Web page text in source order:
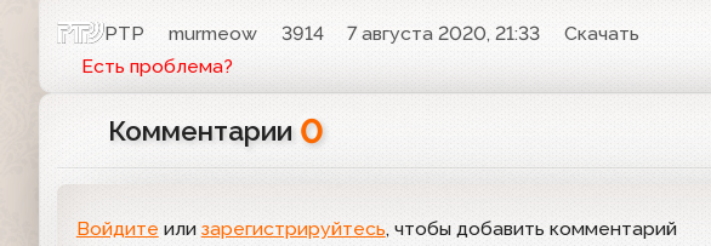
РТР murmeow 3914 7 августа 2020, 21:33
Скачать
Есть проблема?
Комментарии 0
Войдите или зарегистрируйтесь, чтобы добавить комментарий